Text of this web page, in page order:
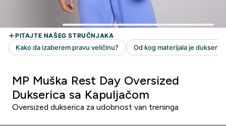
MP Muška Rest Day Oversized
Dukserica sa Kapuljačom
Oversized dukserica za udobnost van treninga